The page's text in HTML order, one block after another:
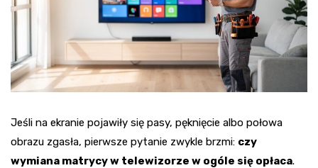
Jeśli na ekranie pojawiły się pasy, pęknięcie albo połowa
obrazu zgasła, pierwsze pytanie zwykle brzmi: czy
wymiana matrycy w telewizorze w ogóle się opłaca.